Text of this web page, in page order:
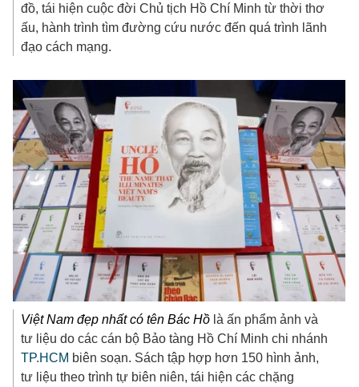
đồ, tái hiện cuộc đời Chủ tịch Hồ Chí Minh từ thời thơ
ấu, hành trình tìm đường cứu nước đến quá trình lãnh
đạo cách mạng.
Việt Nam đẹp nhất có tên Bác Hồ là ấn phẩm ảnh và
tư liệu do các cán bộ Bảo tàng Hồ Chí Minh chi nhánh
TP.HCM biên soạn. Sách tập hợp hơn 150 hình ảnh,
tư liệu theo trình tự biên niên, tái hiện các chặng